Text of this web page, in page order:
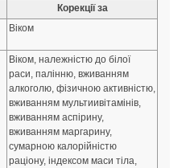
Корекції за
Віком
Віком, належністю до білої
раси, палінню, вживанням
алкоголю, фізичною активністю,
вживанням мультиивітамінів,
вживанням аспірину,
вживанням маргарину,
сумарною калорійністю
раціону, індексом маси тіла,